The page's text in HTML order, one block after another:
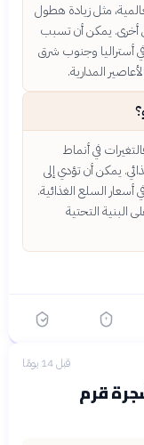
مثل زيادة هطول
أخرى. يمكن أن تسبب
أستراليا وجنوب شرق
المدارية.
في أنماط
يمكن أن تؤدي إلى
أسعار السلع الغذائية.
البنية التحتية
قبل 14 يومًا
مليون شجرة قرم